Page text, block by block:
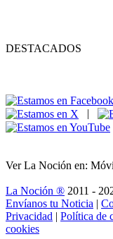
DESTACADOS
|
Ver La Noción en:
La Noción ® 2011 -
Envíanos tu Noticia |
Privacidad | Política de
cookies